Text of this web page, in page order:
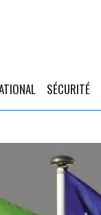
SÉCURITÉ